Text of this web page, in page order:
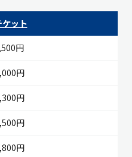
ケット
円
円
円
円
円